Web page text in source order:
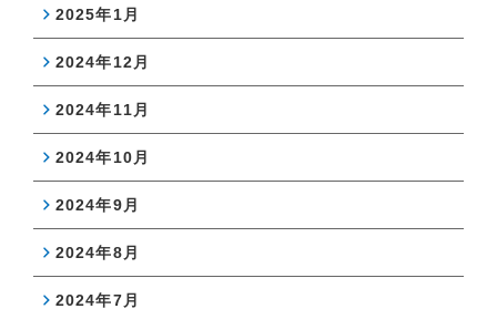
2025年1月
2024年12月
2024年11月
2024年10月
2024年9月
2024年8月
2024年7月